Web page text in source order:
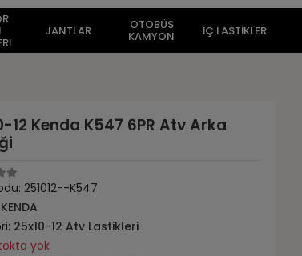
JANTLAR OTOBÜS
KAMYON İÇ LASTİKLER
12 Kenda K547 6PR Atv Arka
251012--K547
KENDA
25x10-12 Atv Lastikleri
yok